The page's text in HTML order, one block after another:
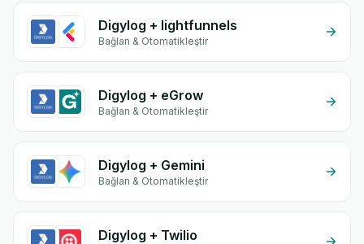
Digylog + lightfunnels
Bağlan & Otomatikleştir
Digylog + eGrow
Bağlan & Otomatikleştir
Digylog + Gemini
Bağlan & Otomatikleştir
Digylog + Twilio